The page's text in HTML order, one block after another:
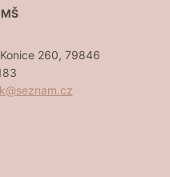
260, 79846